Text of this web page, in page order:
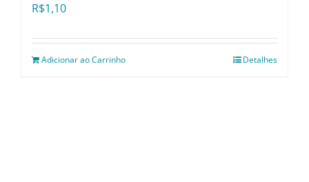
R$1,10
Adicionar ao Carrinho Detalhes